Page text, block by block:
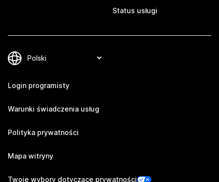
Status usługi
Login programisty
Warunki świadczenia usług
Polityka prywatności
Mapa witryny
Twoje wybory dotyczące prywatności